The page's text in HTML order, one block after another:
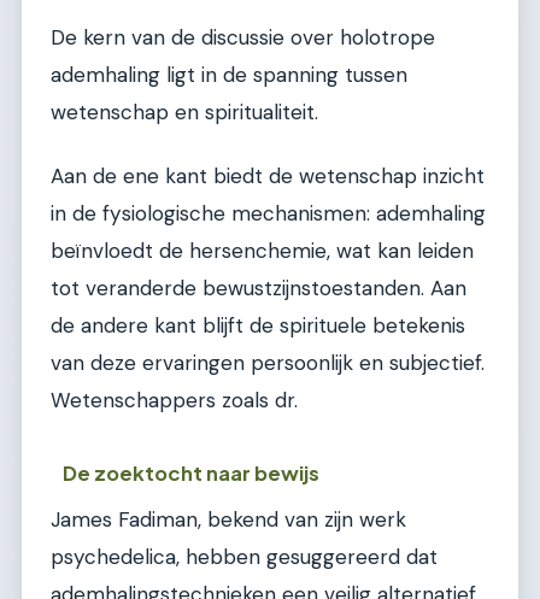
De kern van de discussie over holotrope
ademhaling ligt in de spanning tussen
wetenschap en spiritualiteit.
Aan de ene kant biedt de wetenschap inzicht
in de fysiologische mechanismen: ademhaling
beïnvloedt de hersenchemie, wat kan leiden
tot veranderde bewustzijnstoestanden. Aan
de andere kant blijft de spirituele betekenis
van deze ervaringen persoonlijk en subjectief.
Wetenschappers zoals dr.
De zoektocht naar bewijs
James Fadiman, bekend van zijn werk
psychedelica, hebben gesuggereerd dat